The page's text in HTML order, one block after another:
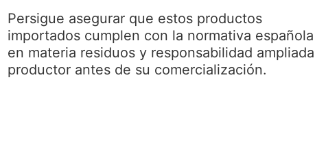
Persigue asegurar que estos productos
importados cumplen con la normativa española
en materia residuos y responsabilidad ampliada
productor antes de su comercialización.